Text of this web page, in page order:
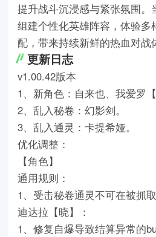
提升战斗沉浸感与紧张氛围。
组建个性化英雄阵容，体验多
配，带来持续新鲜的热血对战
更新日志
v1.00.42版本
1、新角色：自来也、我爱罗【
2、乱入秘卷：幻影剑。
3、乱入通灵：卡提希娅。
优化调整：
【角色】
通用规则：
1、受击秘卷通灵不可在被抓取
迪达拉【晓】：
1、修复自爆导致结算异常的